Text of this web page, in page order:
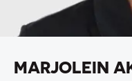
Werken bij
Contact
MARJOLEIN